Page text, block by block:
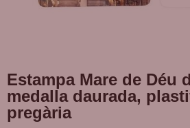
Estampa Mare de Déu
medalla daurada,
pregària